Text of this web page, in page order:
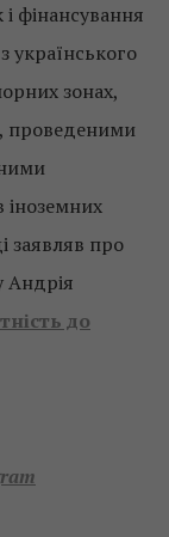
фінансування
українського
зонах,
проведеними
заявляв про
Андрія
до